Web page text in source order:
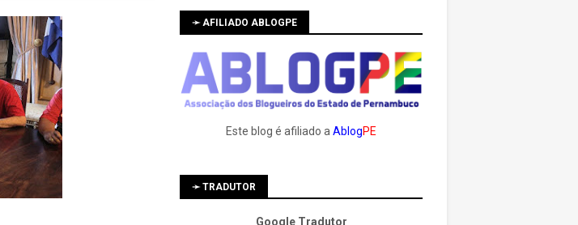
➛ AFILIADO ABLOGPE
Este blog é afiliado a AblogPE
➛ TRADUTOR
Google Tradutor